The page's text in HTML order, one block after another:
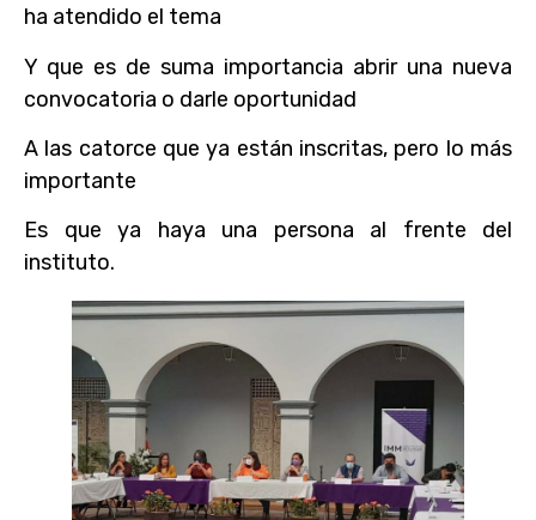
ha atendido el tema
Y que es de suma importancia abrir una nueva
convocatoria o darle oportunidad
A las catorce que ya están inscritas, pero lo más
importante
Es que ya haya una persona al frente del
instituto.